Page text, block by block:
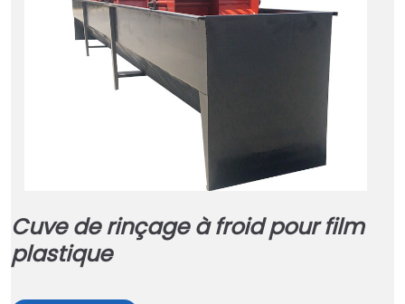
Cuve de rinçage à froid pour film
plastique